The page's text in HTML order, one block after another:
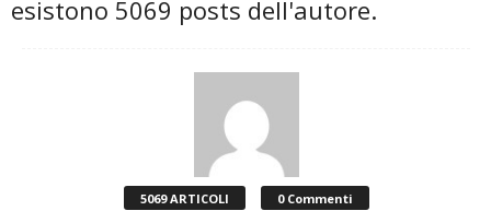
esistono 5069 posts dell'autore.
5069 ARTICOLI 0 Commenti